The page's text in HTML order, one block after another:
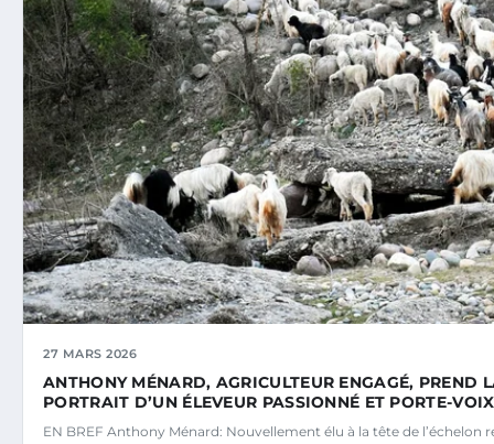
27 MARS 2026
ANTHONY MÉNARD, AGRICULTEUR ENGAGÉ, PREND
PORTRAIT D’UN ÉLEVEUR PASSIONNÉ ET PORTE-
EN BREF Anthony Ménard: Nouvellement élu à la tête de l’échelon